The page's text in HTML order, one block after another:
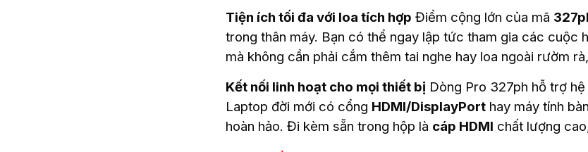
Tiện ích tối đa với loa tích hợp Điểm cộng lớn của mã
trong thân máy. Bạn có thể ngay lập tức tham gia các
mà không cần phải cắm thêm tai nghe hay loa ngoài rườm
Kết nối linh hoạt cho mọi thiết bị Dòng Pro 327ph hỗ trợ
Laptop đời mới có cổng HDMI/DisplayPort hay máy tính
hoàn hảo. Đi kèm sẵn trong hộp là cáp HDMI chất lượng